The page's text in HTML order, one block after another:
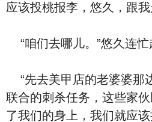
应该投桃报李，悠久，跟我
“咱们去哪儿。”悠久连忙
“先去美甲店的老婆婆那
联合的刺杀任务，这些家
了我们的身上，我们就应